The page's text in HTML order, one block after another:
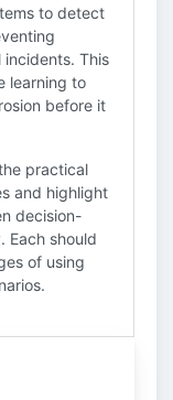
to detect
incidents. This
learning to
before it
practical
and highlight
decision-
Each should
of using